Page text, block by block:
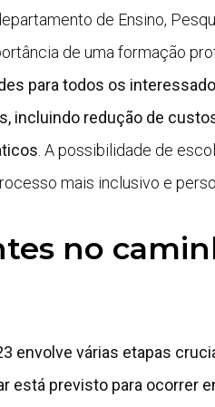
de Ensino,
de uma formação
para todos os
incluindo redução de
. A possibilidade de
mais inclusivo e
no
envolve várias etapas
está previsto para ocorrer